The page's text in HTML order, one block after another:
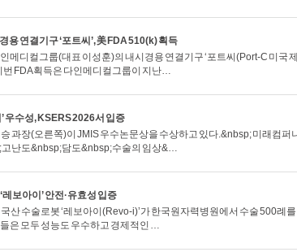
용 연결기구 ‘포트씨’, 美 FDA 510(k) 획득
메디컬그룹(대표 이성훈)의 내시경용 연결기구 ‘포트씨(Port-C 미국
FDA 획득은 다인메디컬그룹이 지난…
우수성, KSERS 2026서 입증
과장(오른쪽)이 JMIS 우수논문상을 수상하고 있다.&nbsp; 미래컴퍼
난도&nbsp;담도&nbsp;수술의 임상&…
보아이’ 안전·유효성 입증
산 수술로봇 ‘레보아이(Revo-i)’가 한국원자력병원에서 수술 500례
은 모두 성능도 우수하고 경제적인 …